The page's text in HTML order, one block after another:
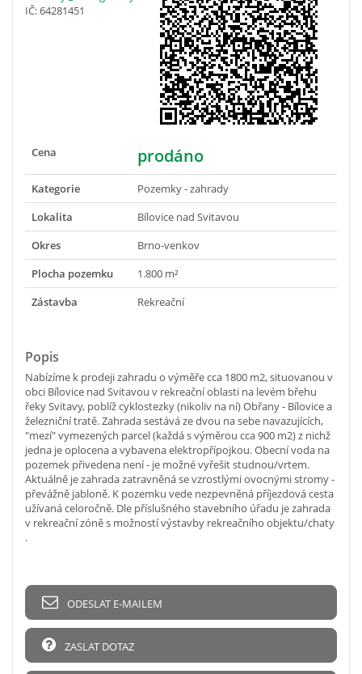
IČ: 64281451
Cena prodáno
Kategorie
Pozemky - zahrady
Lokalita
Bílovice nad Svitavou
Okres
Brno-venkov
Plocha pozemku
1.800 m²
Zástavba
Rekreační
Popis
Nabízíme k prodeji zahradu o výměře cca 1800 m2, situovanou v
obci Bílovice nad Svitavou v rekreační oblasti na levém břehu
řeky Svitavy, poblíž cyklostezky (nikoliv na ní) Obřany - Bílovice a
železniční tratě. Zahrada sestává ze dvou na sebe navazujících,
"mezí" vymezených parcel (každá s výměrou cca 900 m2) z nichž
jedna je oplocena a vybavena elektropřípojkou. Obecní voda na
pozemek přivedena není - je možné vyřešit studnou/vrtem.
Aktuálně je zahrada zatravněná se vzrostlými ovocnými stromy -
převážně jabloně. K pozemku vede nezpevněná příjezdová cesta
užívaná celoročně. Dle příslušného stavebního úřadu je zahrada
v rekreační zóně s možností výstavby rekreačního objektu/chaty
.
ODESLAT E-MAILEM
ZASLAT DOTAZ